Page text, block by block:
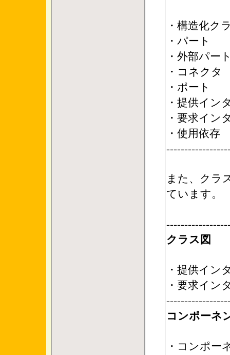
・構造化ク
・パート
・外部パー
・コネクタ
・ポート
・提供イン
・要求イン
・使用依存
また、クラ
ています。
クラス図
・提供イン
・要求イン
コンポーネ
・コンポー